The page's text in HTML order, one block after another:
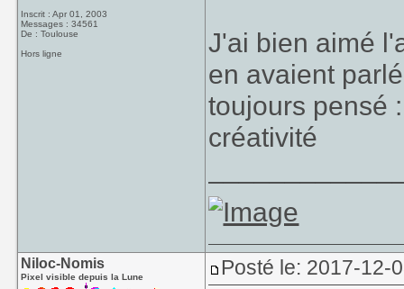
Inscrit : Apr 01, 2003
Messages : 34561
De : Toulouse
Hors ligne
J'ai bien aimé
en avaient
toujours pensé
créativité
Niloc-Nomis
Pixel visible depuis la Lune Posté le: 2017-12-